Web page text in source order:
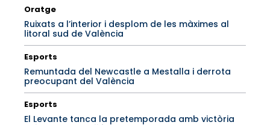
Oratge
Ruixats a l’interior i desplom de les màximes al
litoral sud de València
Esports
Remuntada del Newcastle a Mestalla i derrota
preocupant del València
Esports
El Levante tanca la pretemporada amb victòria